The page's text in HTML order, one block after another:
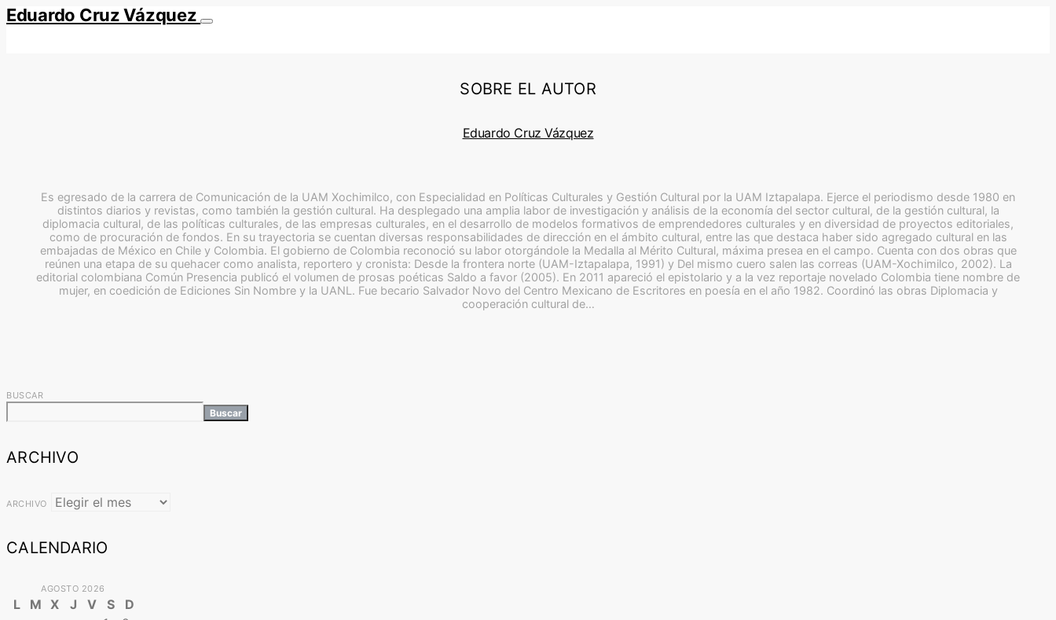
Eduardo Cruz Vázquez
SOBRE EL AUTOR
Eduardo Cruz Vázquez
Es egresado de la carrera de Comunicación de la UAM Xochimilco, con Especialidad en Políticas Culturales y Gestión Cultural por la UAM Iztapalapa. Ejerce el periodismo desde 1980 en
distintos diarios y revistas, como también la gestión cultural. Ha desplegado una amplia labor de investigación y análisis de la economía del sector cultural, de la gestión cultural, la
diplomacia cultural, de las políticas culturales, de las empresas culturales, en el desarrollo de modelos formativos de emprendedores culturales y en diversidad de proyectos editoriales,
como de procuración de fondos. En su trayectoria se cuentan diversas responsabilidades de dirección en el ámbito cultural, entre las que destaca haber sido agregado cultural en las
embajadas de México en Chile y Colombia. El gobierno de Colombia reconoció su labor otorgándole la Medalla al Mérito Cultural, máxima presea en el campo. Cuenta con dos obras que
reúnen una etapa de su quehacer como analista, reportero y cronista: Desde la frontera norte (UAM-Iztapalapa, 1991) y Del mismo cuero salen las correas (UAM-Xochimilco, 2002). La
editorial colombiana Común Presencia publicó el volumen de prosas poéticas Saldo a favor (2005). En 2011 apareció el epistolario y a la vez reportaje novelado Colombia tiene nombre de
mujer, en coedición de Ediciones Sin Nombre y la UANL. Fue becario Salvador Novo del Centro Mexicano de Escritores en poesía en el año 1982. Coordinó las obras Diplomacia y
cooperación cultural de…
BUSCAR
Buscar
ARCHIVO
ARCHIVO
CALENDARIO
AGOSTO 2026
L M X J V S
D